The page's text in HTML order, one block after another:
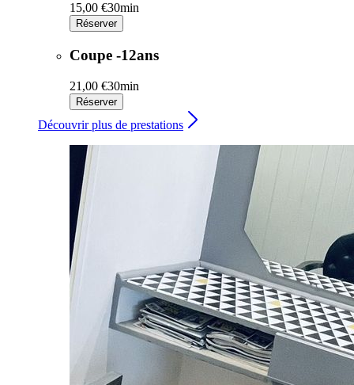
15,00 €30min
Réserver
Coupe -12ans
21,00 €30min
Réserver
Découvrir plus de prestations